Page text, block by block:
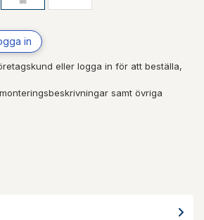
in
eller logga in för att beställa,
samt övriga